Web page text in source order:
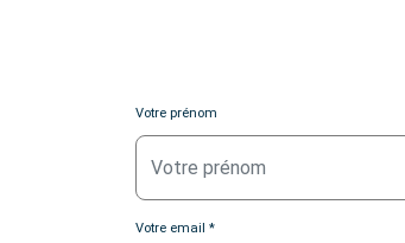
Votre prénom
Votre email *